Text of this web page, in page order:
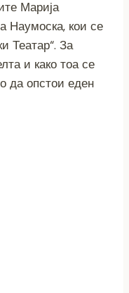
Марија
Наумоска, кои се
Театар“. За
и како тоа се
да опстои еден